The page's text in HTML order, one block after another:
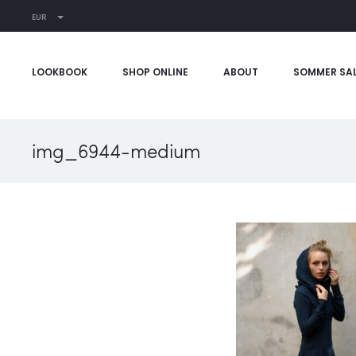
EUR
LOOKBOOK SHOP ONLINE ABOUT SOMMER
img_6944-medium